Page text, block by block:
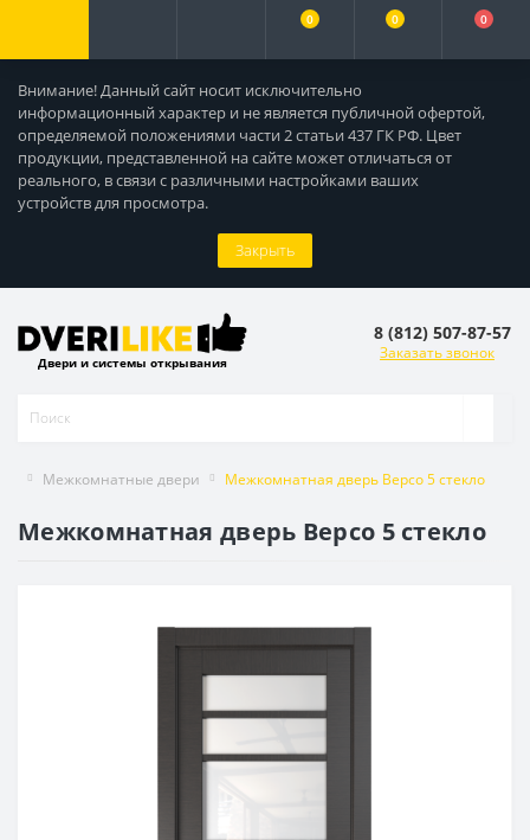
Внимание! Данный сайт носит исключительно
информационный характер и не является публичной офертой,
определяемой положениями части 2 статьи 437 ГК РФ. Цвет
продукции, представленной на сайте может отличаться от
реального, в связи с различными настройками ваших
устройств для просмотра.
Закрыть
0 0 0
Двери и системы открывания
8 (812) 507-87-57
Заказать звонок
Межкомнатные двери Межкомнатная дверь Версо 5 стекло
Межкомнатная дверь Версо 5 стекло